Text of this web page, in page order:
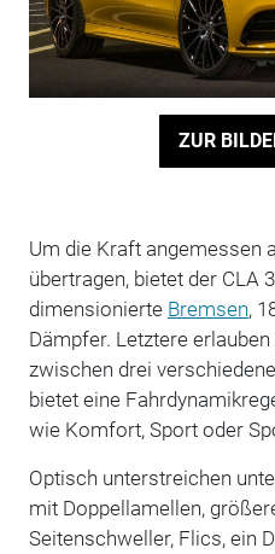
ZUR
Um die Kraft angemessen
übertragen, bietet der CLA
dimensionierte Bremsen,
Dämpfer. Letztere
zwischen drei
bietet eine
wie Komfort, Sport oder
Optisch unterstreichen
mit Doppellamellen,
Seitenschweller, Flics, ein